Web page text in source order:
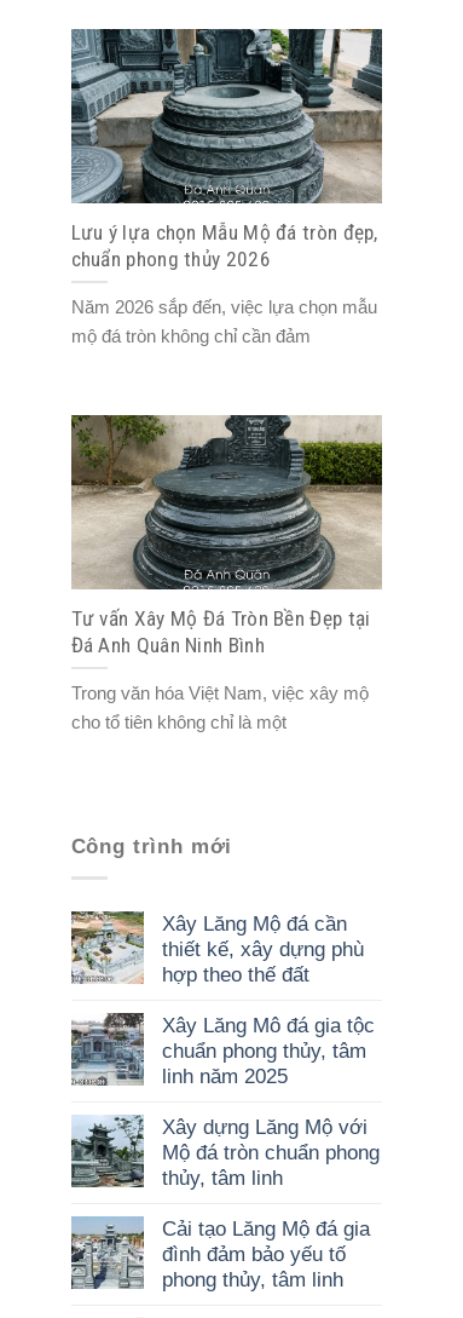
Lưu ý lựa chọn Mẫu Mộ đá tròn đẹp,
chuẩn phong thủy 2026
Năm 2026 sắp đến, việc lựa chọn mẫu
mộ đá tròn không chỉ cần đảm
Tư vấn Xây Mộ Đá Tròn Bền Đẹp tại
Đá Anh Quân Ninh Bình
Trong văn hóa Việt Nam, việc xây mộ
cho tổ tiên không chỉ là một
Công trình mới
Xây Lăng Mộ đá cần
thiết kế, xây dựng phù
hợp theo thế đất
Xây Lăng Mô đá gia tộc
chuẩn phong thủy, tâm
linh năm 2025
Xây dựng Lăng Mộ với
Mộ đá tròn chuẩn phong
thủy, tâm linh
Cải tạo Lăng Mộ đá gia
đình đảm bảo yếu tố
phong thủy, tâm linh